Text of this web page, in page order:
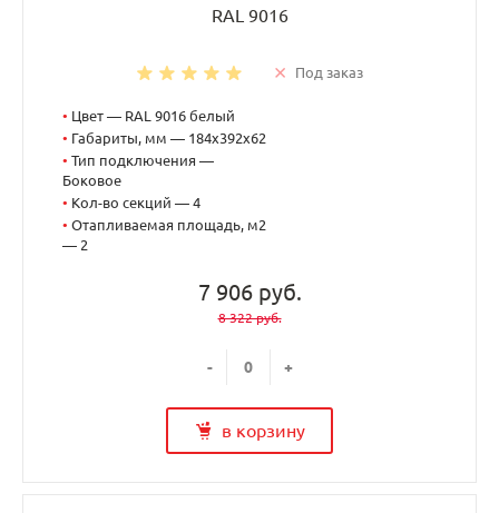
RAL 9016
Под заказ
• Цвет — RAL 9016 белый
• Габариты, мм — 184x392x62
• Тип подключения —
Боковое
• Кол-во секций — 4
• Отапливаемая площадь, м2
— 2
7 906 руб.
8 322 руб.
- +
в корзину